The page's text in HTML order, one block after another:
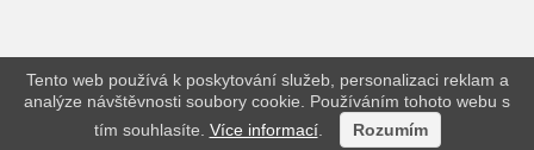
Tento web používá k poskytování služeb, personalizaci reklam a
analýze návštěvnosti soubory cookie. Používáním tohoto webu s
tím souhlasíte. Více informací. Rozumím